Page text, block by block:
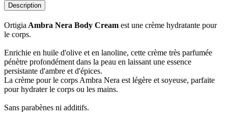
Description
Ortigia Ambra Nera Body Cream est une crème hydratante pour
le corps.
Enrichie en huile d'olive et en lanoline, cette crème très parfumée
pénètre profondément dans la peau en laissant une essence
persistante d'ambre et d'épices.
La crème pour le corps Ambra Nera est légère et soyeuse, parfaite
pour hydrater le corps ou les mains.
Sans parabènes ni additifs.